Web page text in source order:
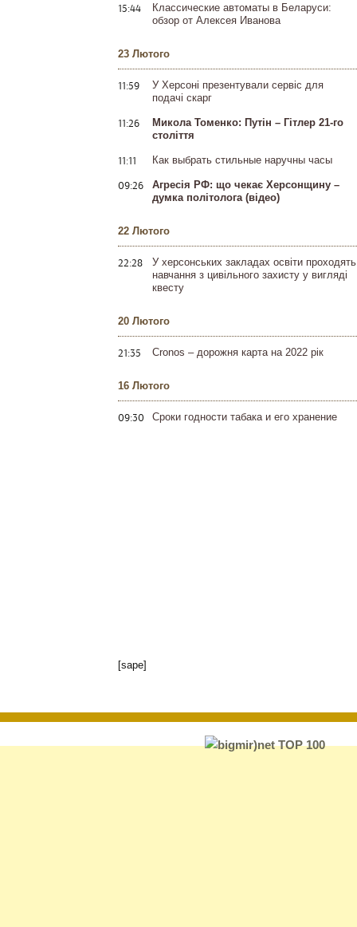
15:44
Классические автоматы в Беларуси:
обзор от Алексея Иванова
23 Лютого
11:59
У Херсоні презентували сервіс для
подачі скарг
11:26
Микола Томенко: Путін – Гітлер 21-го
століття
11:11 Как выбрать стильные наручны часы
09:26
Агресія РФ: що чекає Херсонщину –
думка політолога (відео)
22 Лютого
22:28
У херсонських закладах освіти проходять
навчання з цивільного захисту у вигляді
квесту
20 Лютого
21:35 Cronos – дорожня карта на 2022 рік
16 Лютого
09:30 Сроки годности табака и его хранение
[sape]